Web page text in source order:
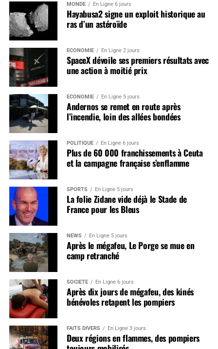
MONDE En Ligne 6 jours
Hayabusa2 signe un exploit historique au
ras d’un astéroïde
ÉCONOMIE En Ligne 2 jours
SpaceX dévoile ses premiers résultats avec
une action à moitié prix
ÉCONOMIE En Ligne 5 jours
Andernos se remet en route après
l’incendie, loin des allées bondées
POLITIQUE En Ligne 6 jours
Plus de 60 000 franchissements à Ceuta
et la campagne française s’enflamme
SPORTS En Ligne 5 jours
La folie Zidane vide déjà le Stade de
France pour les Bleus
NEWS En Ligne 5 jours
Après le mégafeu, Le Porge se mue en
camp retranché
SOCIÉTÉ En Ligne 6 jours
Après dix jours de mégafeu, des kinés
bénévoles retapent les pompiers
FAITS DIVERS En Ligne 3 jours
Deux régions en flammes, des pompiers